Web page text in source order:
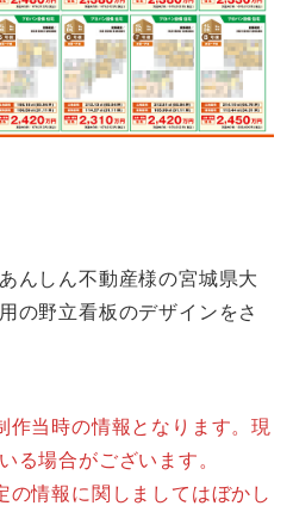
んしん不動産様の宮城県大
の野立看板のデザインをさ
作当時の情報となります。現
る場合がございます。
の情報に関しましてはぼかし